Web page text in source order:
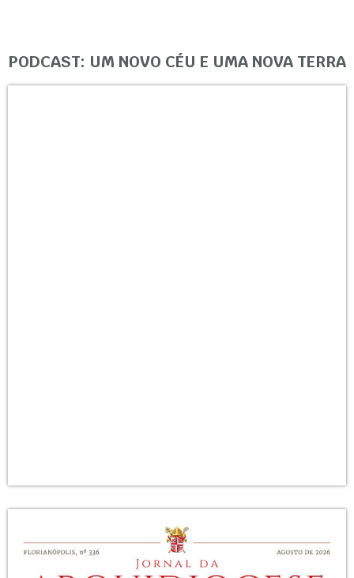
PODCAST: UM NOVO CÉU E UMA NOVA TERRA